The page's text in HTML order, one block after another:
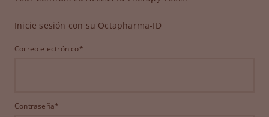
Inicie sesión con su Octapharma-ID
Correo electrónico*
Contraseña*